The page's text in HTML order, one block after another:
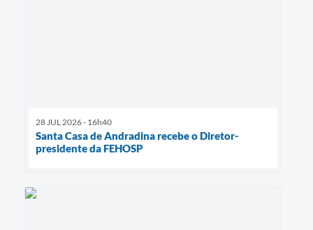
28 JUL 2026 - 16h40
Santa Casa de Andradina recebe o Diretor-
presidente da FEHOSP